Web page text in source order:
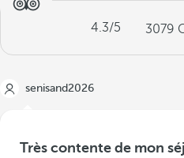
4.3/5 3079
senisand2026
Très contente de mon